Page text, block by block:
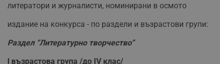
литератори и журналисти, номинирани в осмото
издание на конкурса - по раздели и възрастови групи:
Раздел “Литературно творчество”
І възрастова група /до IV клас/